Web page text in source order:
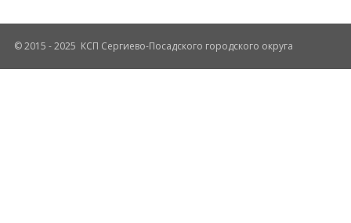
© 2015 - 2025 КСП Сергиево-Посадского городского округа